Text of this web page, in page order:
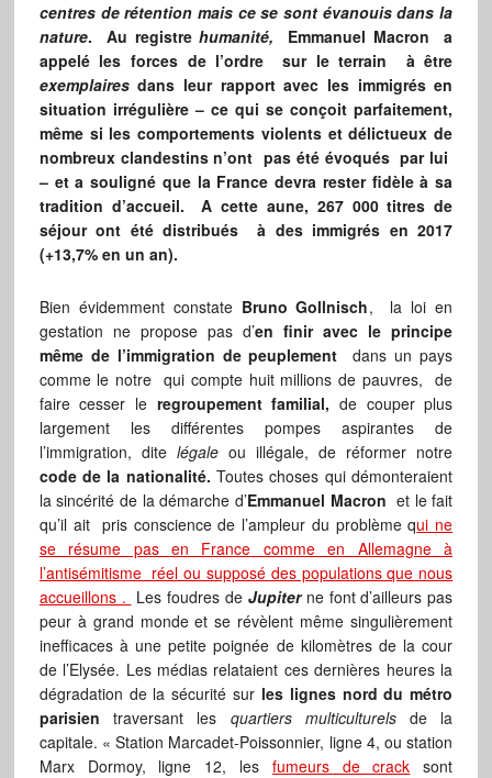
centres de rétention mais ce se sont évanouis dans la
nature. Au registrehumanité,
Emmanuel Macron a
appelé les forces de l’ordre sur le terrain à être
exemplairesdans leur rapport avec les immigrés en
situation irrégulière – ce qui se conçoit parfaitement,
même si les comportements violents et délictueux de
nombreux clandestins n’ont pas été évoqués par lui
– et a souligné que la France devra rester fidèle à sa
tradition d’accueil. A cette aune, 267 000 titres de
séjour ont été distribués à des immigrés en 2017
(+13,7% en un an).
Bien évidemment constate Bruno Gollnisch, la loi en
gestation ne propose pas d’en finir avec le principe
même de l’immigration de peuplement
dans un pays
comme le notre qui compte huit millions de pauvres, de
faire cesser le regroupement familial, de couper plus
largement les différentes pompes aspirantes de
l’immigration, dite légaleou illégale, de réformer notre
code de la nationalité. Toutes choses qui démonteraient
la sincérité de la démarche d’Emmanuel Macron et le fait
qu’il ait pris conscience de l’ampleur du problème qui ne
se résume pas en France comme en Allemagne à
l’antisémitisme réel ou supposé des populations que nous
accueillons . Les foudres de Jupiterne font d’ailleurs pas
peur à grand monde et se révèlent même singulièrement
inefficaces à une petite poignée de kilomètres de la cour
de l’Elysée. Les médias relataient ces dernières heures la
dégradation de la sécurité sur les lignes nord du métro
parisien traversant les quartiers multiculturelsde la
capitale. « Station Marcadet-Poissonnier, ligne 4, ou station
Marx Dormoy, ligne 12, les fumeurs de crack sont